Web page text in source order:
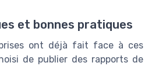
et bonnes pratiques
ont déjà fait face à ces
de publier des rapports de